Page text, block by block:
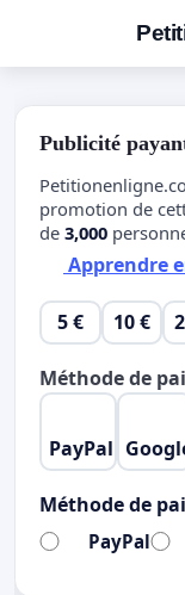
Publicité
promotion de
de 3,000
Apprendre
5 € 10 €
Méthode de
PayPal
Méthode de
PayPal